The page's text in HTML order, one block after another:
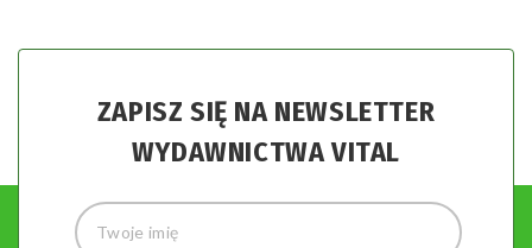
ZAPISZ SIĘ NA NEWSLETTER
WYDAWNICTWA VITAL